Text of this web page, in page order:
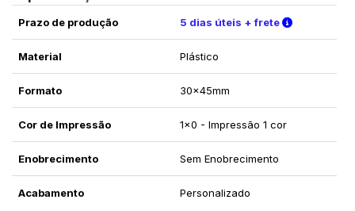
Prazo de produção 5 dias úteis + frete Verifique
Material Plástico
Formato 30x45mm
Cor de Impressão 1x0 - Impressão 1 cor
Enobrecimento Sem Enobrecimento
Acabamento Personalizado